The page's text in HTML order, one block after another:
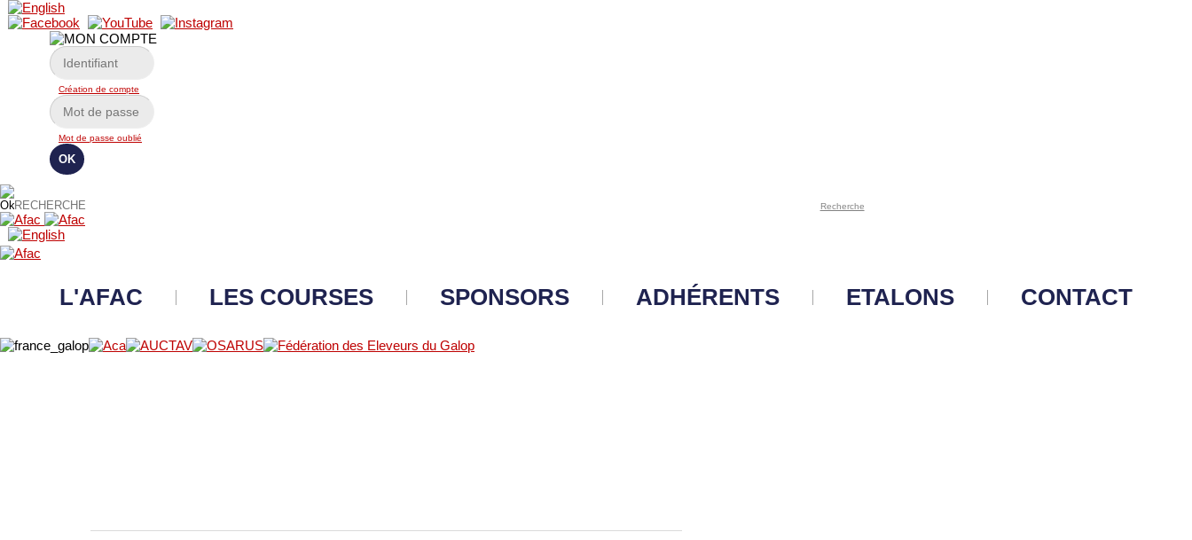
Création de compte
Mot de passe oublié
Recherche
L'AFAC LES COURSES SPONSORS ADHÉRENTS ETALONS CONTACT